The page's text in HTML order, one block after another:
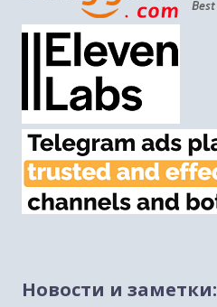
Новости и заметки: